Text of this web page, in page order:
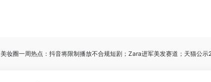
美妆圈一周热点：抖音将限制播放不合规短剧；Zara进军美发赛道；天猫公